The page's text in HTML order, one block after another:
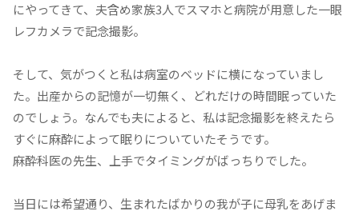
にやってきて、夫含め家族3人でスマホと病院が用意した一眼
レフカメラで記念撮影。
そして、気がつくと私は病室のベッドに横になっていまし
た。出産からの記憶が一切無く、どれだけの時間眠っていた
のでしょう。なんでも夫によると、私は記念撮影を終えたら
すぐに麻酔によって眠りについていたそうです。
麻酔科医の先生、上手でタイミングがばっちりでした。
当日には希望通り、生まれたばかりの我が子に母乳をあげま